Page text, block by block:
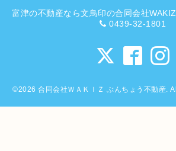
富津の不動産なら文鳥印の合同会社
0439-32-1801
©2026 合同会社ＷＡＫＩＺ ぶんちょう不動産.